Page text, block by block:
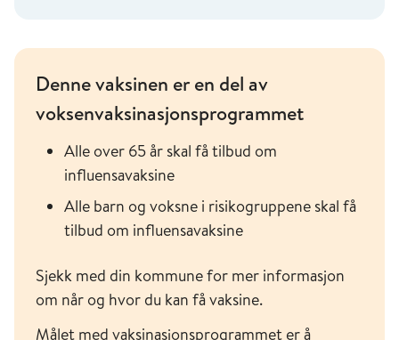
Denne vaksinen er en del av
voksenvaksinasjonsprogrammet
Alle over 65 år skal få tilbud om
influensavaksine
Alle barn og voksne i risikogruppene skal få
tilbud om influensavaksine
Sjekk med din kommune for mer informasjon
om når og hvor du kan få vaksine.
Målet med vaksinasjonsprogrammet er å